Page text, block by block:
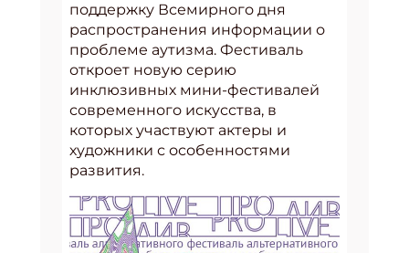
поддержку Всемирного дня
распространения информации о
проблеме аутизма. Фестиваль
откроет новую серию
инклюзивных мини-фестивалей
современного искусства, в
которых участвуют актеры и
художники с особенностями
развития.